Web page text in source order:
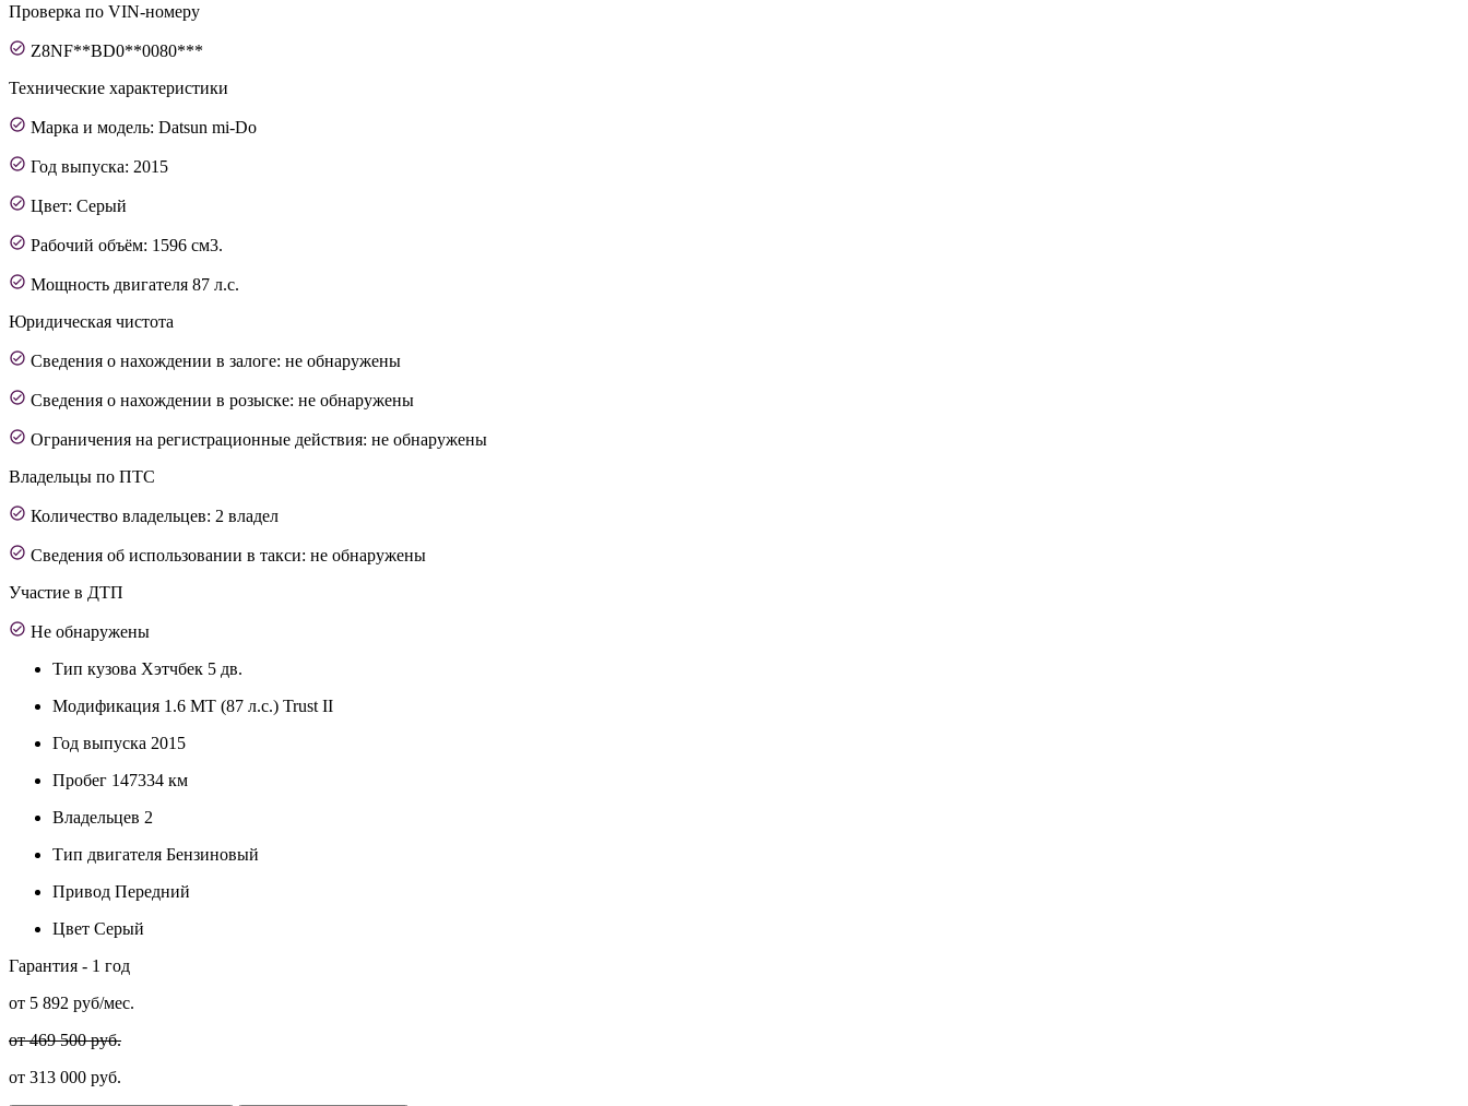
Проверка по VIN-номеру
Z8NF**BD0**0080***
Технические характеристики
Марка и модель: Datsun mi-Do
Год выпуска: 2015
Цвет: Серый
Рабочий объём: 1596 см3.
Мощность двигателя 87 л.с.
Юридическая чистота
Сведения о нахождении в залоге: не обнаружены
Сведения о нахождении в розыске: не обнаружены
Ограничения на регистрационные действия: не обнаружены
Владельцы по ПТС
Количество владельцев: 2 владел
Сведения об использовании в такси: не обнаружены
Участие в ДТП
Не обнаружены
Тип кузова Хэтчбек 5 дв.
Модификация 1.6 MT (87 л.с.) Trust II
Год выпуска 2015
Пробег 147334 км
Владельцев 2
Тип двигателя Бензиновый
Привод Передний
Цвет Серый
Гарантия - 1 год
от 5 892 руб/мес.
от 469 500 руб.
от 313 000 руб.